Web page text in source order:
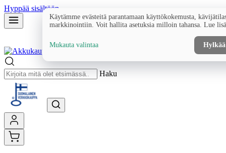
Hyppää sisältöön
Haku
Käytämme evästeitä parantamaan käyttökokemusta,
markkinointiin. Voit hallita asetuksia milloin tahansa. Lue
Mukauta valintaa Hylkää